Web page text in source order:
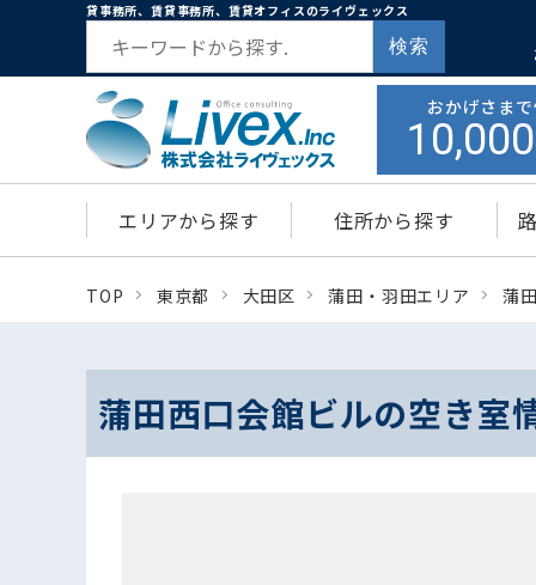
貸事務所、賃貸事務所、賃貸オフィスのライヴェックス
検索
おかげさま
10,000
エリアから探す 住所から探す
TOP 東京都 大田区 蒲田・羽田エリア 蒲
蒲田西口会館ビルの空き室